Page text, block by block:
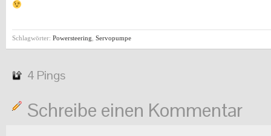
Schlagwörter: Powersteering Servopumpe
4 Pings
Schreibe einen Kommentar